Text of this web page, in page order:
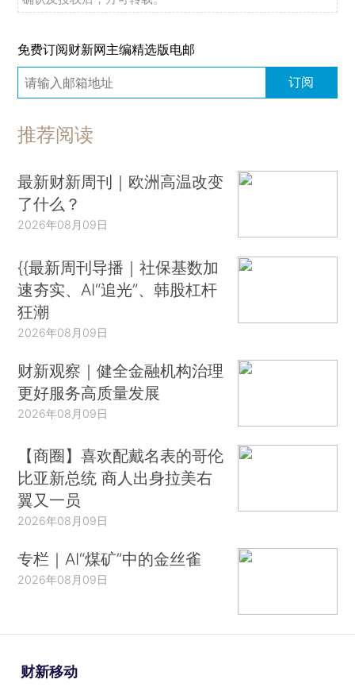
免费订阅财新网主编精选版电邮
订阅
推荐阅读
最新财新周刊｜欧洲高温改变
了什么？
2026年08月09日
{{最新周刊导播｜社保基数加
速夯实、AI“追光”、韩股杠杆
狂潮
2026年08月09日
财新观察｜健全金融机构治理
更好服务高质量发展
2026年08月09日
【商圈】喜欢配戴名表的哥伦
比亚新总统 商人出身拉美右
翼又一员
2026年08月09日
专栏｜AI“煤矿”中的金丝雀
2026年08月09日
财新移动